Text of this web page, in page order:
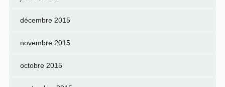
décembre 2015
novembre 2015
octobre 2015